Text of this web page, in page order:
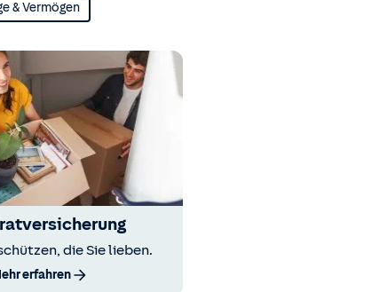
& Vermögen
die Sie lieben.
erfahren